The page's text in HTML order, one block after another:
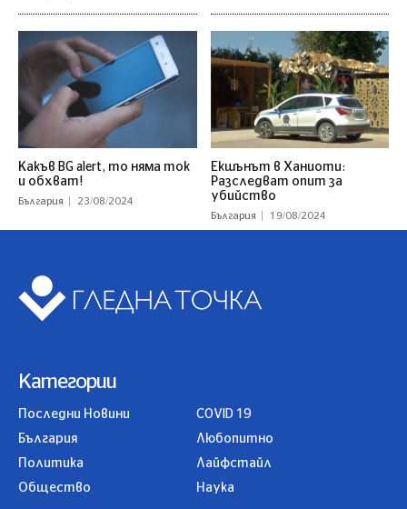
Какъв BG alert, то няма ток
и обхват!
България 23/08/2024
Екшънът в Ханиоти:
Разследват опит за
убийство
България 19/08/2024
Категории
Последни Новини
България
Политика
Общество
COVID 19
Любопитно
Лайфстайл
Наука